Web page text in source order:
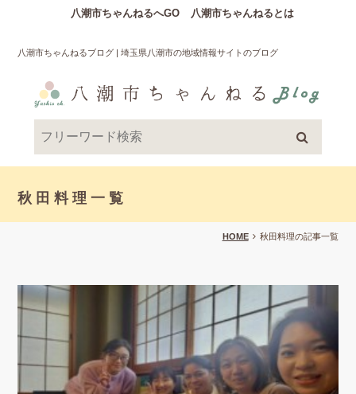
八潮市ちゃんねるへGO 八潮市ちゃんねるとは
八潮市ちゃんねるブログ | 埼玉県八潮市の地域情報サイトのブログ
秋田料理一覧
HOME 秋田料理の記事一覧